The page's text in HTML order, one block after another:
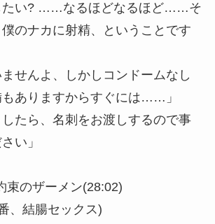
たい? ……なるほどなるほど……そ
のナカに射精、ということです
ませんよ、しかしコンドームなし
もありますからすぐには……」
たら、名刺をお渡しするので事
い」
束のザーメン(28:02)
、結腸セックス)